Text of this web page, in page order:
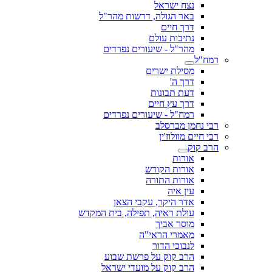
נצח ישראל
באר הגולה, דרשות מהר"ל
דרך חיים
נתיבות עולם
מהר"ל - שיעורים נפרדים
רמח"ל
מסילת ישרים
דרך ה'
דעת תבונות
דרך עץ חיים
רמח"ל - שיעורים נפרדים
רבי נחמן מברסלב
רבי חיים מוולוז'ין
הרב קוק
אורות
אורות הקודש
אורות התורה
עין איה
אדר היקר, עקבי הצאן
עולת ראיה, תפילה, בית המקדש
מוסר אביך
מאמרי הראי"ה
לנבוכי הדור
הרב קוק על פרשת שבוע
הרב קוק על מועדי ישראל